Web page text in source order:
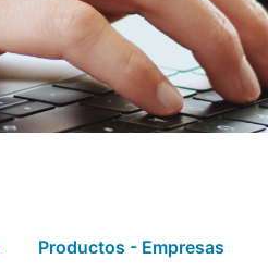
Productos - Empresas